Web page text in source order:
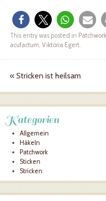
This entry was posted in Patchwork
acufactum, Viktoria Egert.
Post navigation
« Stricken ist heilsam
Kategorien
Allgemein
Häkeln
Patchwork
Sticken
Stricken